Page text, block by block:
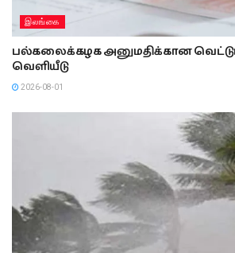
இலங்கை
பல்கலைக்கழக அனுமதிக்கான
வெளியீடு
2026-08-01